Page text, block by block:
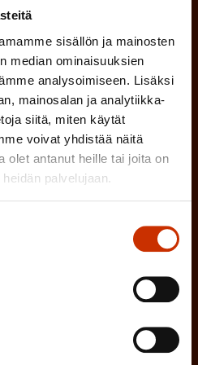
sisällön ja mainosten
median ominaisuuksien
analysoimiseen. Lisäksi
mainosalan ja analytiikka-
siitä, miten käytät
voivat yhdistää näitä
olet antanut heille tai joita on
palvelujaan.
i
sinua